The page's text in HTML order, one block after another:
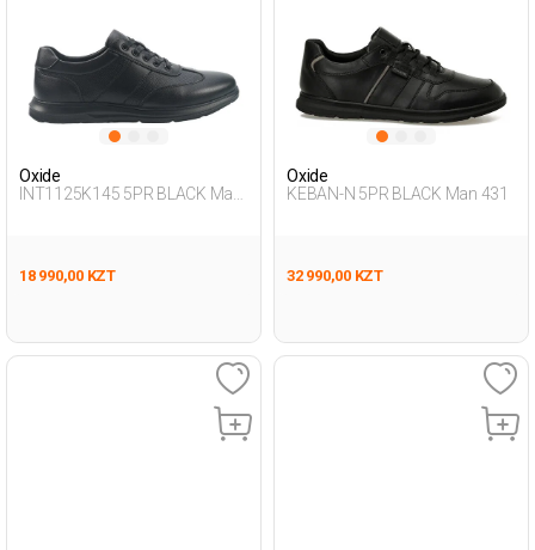
Oxide
INT1125K145 5PR BLACK Man
18 990,00 KZT
Oxide
KEBAN-N 5PR BLACK Man 431
32 990,00 KZT